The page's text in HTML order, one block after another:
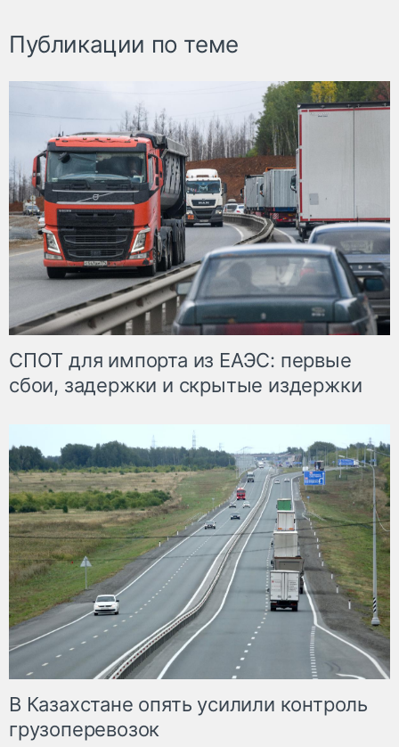
Публикации по теме
СПОТ для импорта из ЕАЭС: первые
сбои, задержки и скрытые издержки
В Казахстане опять усилили контроль
грузоперевозок